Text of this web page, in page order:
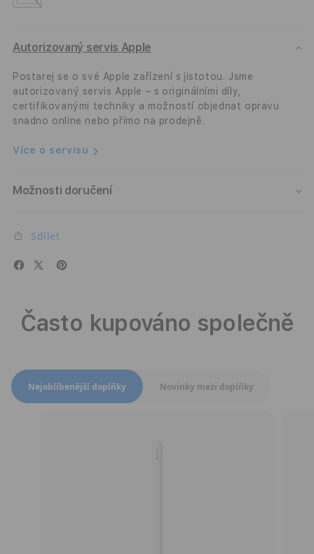
Autorizovaný servis Apple
Postarej se o své Apple zařízení s jistotou. Jsme
autorizovaný servis Apple – s originálními díly,
certifikovanými techniky a možností objednat opravu
snadno online nebo přímo na prodejně.
Více o servisu
Možnosti doručení
Sdílet
Často kupováno společně
Přepnout zobrazení produktů
Nejoblíbenější doplňky Novinky mezi doplňky